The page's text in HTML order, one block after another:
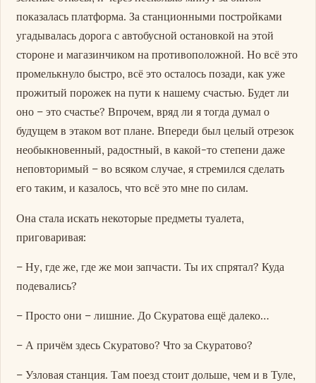
показалась платформа. За станционными постройками
угадывалась дорога с автобусной остановкой на этой
стороне и магазинчиком на противоположной. Но всё это
промелькнуло быстро, всё это осталось позади, как уже
прожитый порожек на пути к нашему счастью. Будет ли
оно – это счастье? Впрочем, вряд ли я тогда думал о
будущем в этаком вот плане. Впереди был целый отрезок
необыкновенный, радостный, в какой-то степени даже
неповторимый – во всяком случае, я стремился сделать
его таким, и казалось, что всё это мне по силам.
Она стала искать некоторые предметы туалета,
приговаривая:
– Ну, где же, где же мои запчасти. Ты их спрятал? Куда
подевались?
– Просто они – лишние. До Скуратова ещё далеко…
– А причём здесь Скуратово? Что за Скуратово?
– Узловая станция. Там поезд стоит дольше, чем и в Туле,